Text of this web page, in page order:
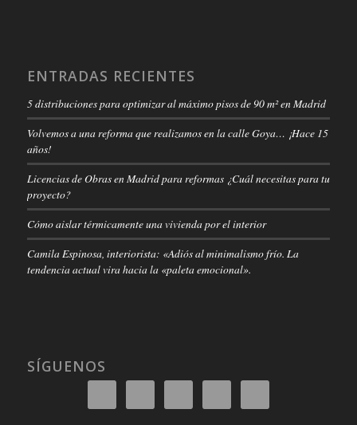
ENTRADAS RECIENTES
5 distribuciones para optimizar al máximo pisos de 90 m² en Madrid
Volvemos a una reforma que realizamos en la calle Goya… ¡Hace 15
años!
Licencias de Obras en Madrid para reformas ¿Cuál necesitas para tu
proyecto?
Cómo aislar térmicamente una vivienda por el interior
Camila Espinosa, interiorista: «Adiós al minimalismo frío. La
tendencia actual vira hacia la «paleta emocional».
SÍGUENOS